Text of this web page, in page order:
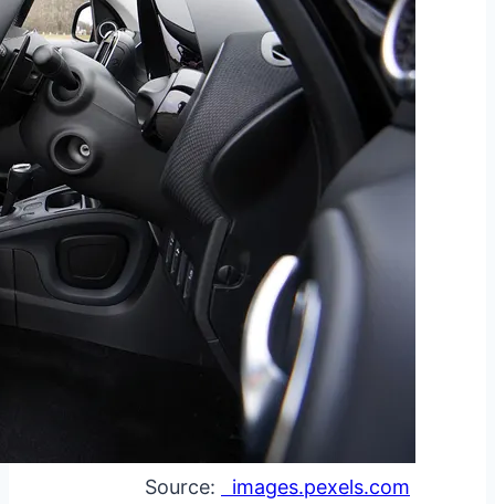
images.pexels.com